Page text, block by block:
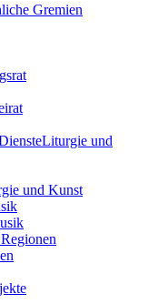
Gremien
Liturgie und
und Kunst